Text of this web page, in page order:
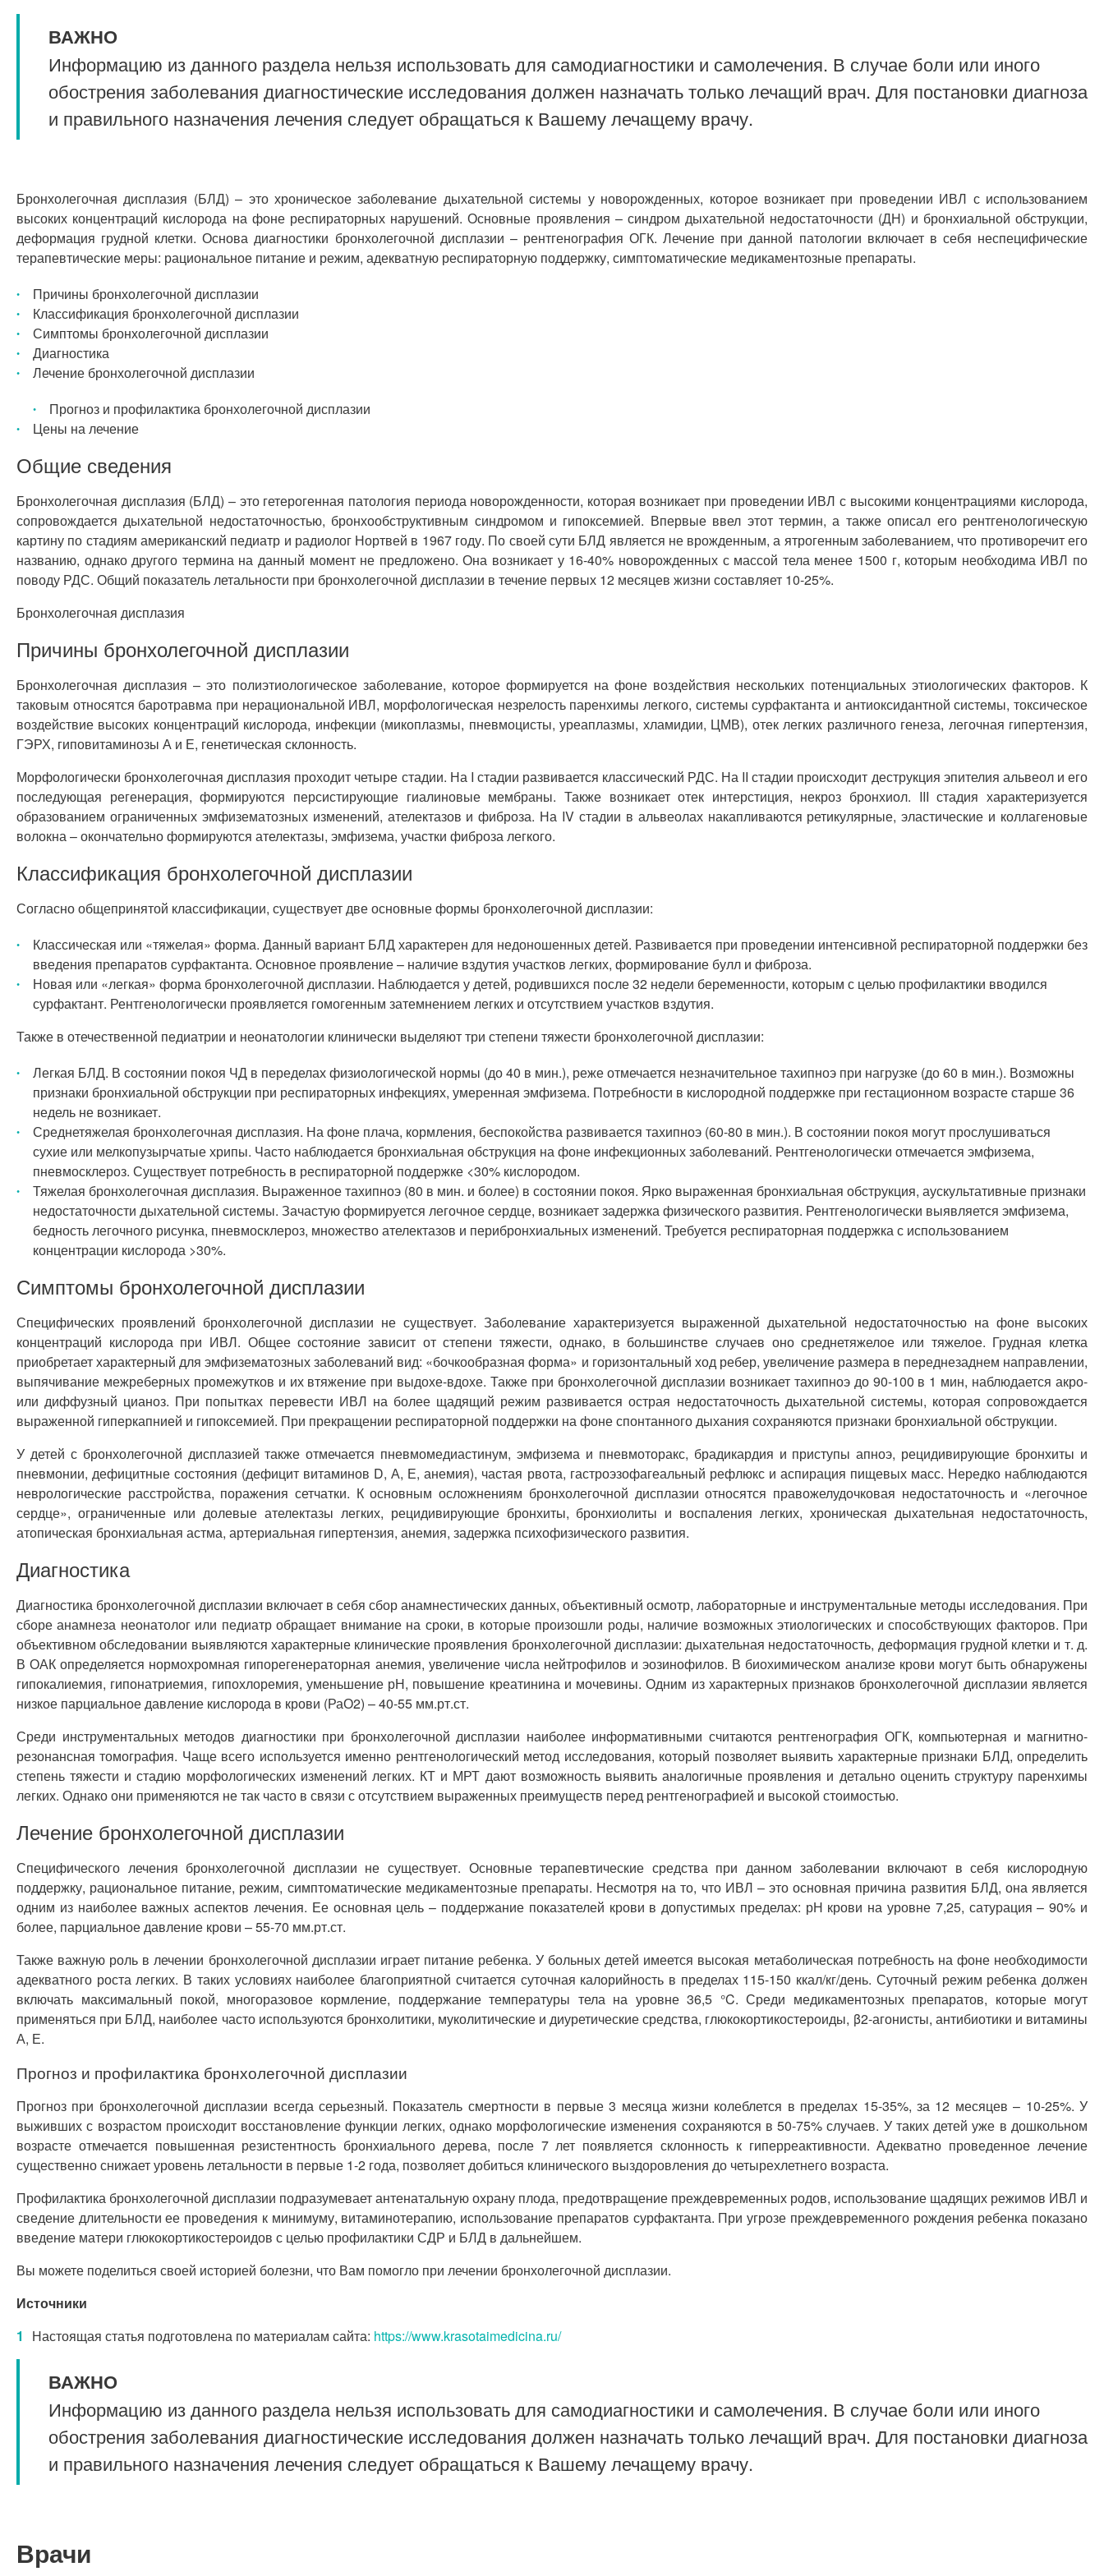
ВАЖНО
Информацию из данного раздела нельзя использовать для самодиагностики и самолечения. В случае боли или иного
обострения заболевания диагностические исследования должен назначать только лечащий врач. Для постановки диагноза
и правильного назначения лечения следует обращаться к Вашему лечащему врачу.
Бронхолегочная дисплазия (БЛД) – это хроническое заболевание дыхательной системы у новорожденных, которое возникает при проведении ИВЛ с использованием
высоких концентраций кислорода на фоне респираторных нарушений. Основные проявления – синдром дыхательной недостаточности (ДН) и бронхиальной обструкции,
деформация грудной клетки. Основа диагностики бронхолегочной дисплазии – рентгенография ОГК. Лечение при данной патологии включает в себя неспецифические
терапевтические меры: рациональное питание и режим, адекватную респираторную поддержку, симптоматические медикаментозные препараты.
Причины бронхолегочной дисплазии
Классификация бронхолегочной дисплазии
Симптомы бронхолегочной дисплазии
Диагностика
Лечение бронхолегочной дисплазии
Прогноз и профилактика бронхолегочной дисплазии
Цены на лечение
Общие сведения
Бронхолегочная дисплазия (БЛД) – это гетерогенная патология периода новорожденности, которая возникает при проведении ИВЛ с высокими концентрациями кислорода,
сопровождается дыхательной недостаточностью, бронхообструктивным синдромом и гипоксемией. Впервые ввел этот термин, а также описал его рентгенологическую
картину по стадиям американский педиатр и радиолог Нортвей в 1967 году. По своей сути БЛД является не врожденным, а ятрогенным заболеванием, что противоречит его
названию, однако другого термина на данный момент не предложено. Она возникает у 16-40% новорожденных с массой тела менее 1500 г, которым необходима ИВЛ по
поводу РДС. Общий показатель летальности при бронхолегочной дисплазии в течение первых 12 месяцев жизни составляет 10-25%.
Бронхолегочная дисплазия
Причины бронхолегочной дисплазии
Бронхолегочная дисплазия – это полиэтиологическое заболевание, которое формируется на фоне воздействия нескольких потенциальных этиологических факторов. К
таковым относятся баротравма при нерациональной ИВЛ, морфологическая незрелость паренхимы легкого, системы сурфактанта и антиоксидантной системы, токсическое
воздействие высоких концентраций кислорода, инфекции (микоплазмы, пневмоцисты, уреаплазмы, хламидии, ЦМВ), отек легких различного генеза, легочная гипертензия,
ГЭРХ, гиповитаминозы А и Е, генетическая склонность.
Морфологически бронхолегочная дисплазия проходит четыре стадии. На I стадии развивается классический РДС. На II стадии происходит деструкция эпителия альвеол и его
последующая регенерация, формируются персистирующие гиалиновые мембраны. Также возникает отек интерстиция, некроз бронхиол. III стадия характеризуется
образованием ограниченных эмфизематозных изменений, ателектазов и фиброза. На IV стадии в альвеолах накапливаются ретикулярные, эластические и коллагеновые
волокна – окончательно формируются ателектазы, эмфизема, участки фиброза легкого.
Классификация бронхолегочной дисплазии
Согласно общепринятой классификации, существует две основные формы бронхолегочной дисплазии:
Классическая или «тяжелая» форма. Данный вариант БЛД характерен для недоношенных детей. Развивается при проведении интенсивной респираторной поддержки без
введения препаратов сурфактанта. Основное проявление – наличие вздутия участков легких, формирование булл и фиброза.
Новая или «легкая» форма бронхолегочной дисплазии. Наблюдается у детей, родившихся после 32 недели беременности, которым с целью профилактики вводился
сурфактант. Рентгенологически проявляется гомогенным затемнением легких и отсутствием участков вздутия.
Также в отечественной педиатрии и неонатологии клинически выделяют три степени тяжести бронхолегочной дисплазии:
Легкая БЛД. В состоянии покоя ЧД в переделах физиологической нормы (до 40 в мин.), реже отмечается незначительное тахипноэ при нагрузке (до 60 в мин.). Возможны
признаки бронхиальной обструкции при респираторных инфекциях, умеренная эмфизема. Потребности в кислородной поддержке при гестационном возрасте старше 36
недель не возникает.
Среднетяжелая бронхолегочная дисплазия. На фоне плача, кормления, беспокойства развивается тахипноэ (60-80 в мин.). В состоянии покоя могут прослушиваться
сухие или мелкопузырчатые хрипы. Часто наблюдается бронхиальная обструкция на фоне инфекционных заболеваний. Рентгенологически отмечается эмфизема,
пневмосклероз. Существует потребность в респираторной поддержке <30% кислородом.
Тяжелая бронхолегочная дисплазия. Выраженное тахипноэ (80 в мин. и более) в состоянии покоя. Ярко выраженная бронхиальная обструкция, аускультативные признаки
недостаточности дыхательной системы. Зачастую формируется легочное сердце, возникает задержка физического развития. Рентгенологически выявляется эмфизема,
бедность легочного рисунка, пневмосклероз, множество ателектазов и перибронхиальных изменений. Требуется респираторная поддержка с использованием
концентрации кислорода >30%.
Симптомы бронхолегочной дисплазии
Специфических проявлений бронхолегочной дисплазии не существует. Заболевание характеризуется выраженной дыхательной недостаточностью на фоне высоких
концентраций кислорода при ИВЛ. Общее состояние зависит от степени тяжести, однако, в большинстве случаев оно среднетяжелое или тяжелое. Грудная клетка
приобретает характерный для эмфизематозных заболеваний вид: «бочкообразная форма» и горизонтальный ход ребер, увеличение размера в переднезаднем направлении,
выпячивание межреберных промежутков и их втяжение при выдохе-вдохе. Также при бронхолегочной дисплазии возникает тахипноэ до 90-100 в 1 мин, наблюдается акро-
или диффузный цианоз. При попытках перевести ИВЛ на более щадящий режим развивается острая недостаточность дыхательной системы, которая сопровождается
выраженной гиперкапнией и гипоксемией. При прекращении респираторной поддержки на фоне спонтанного дыхания сохраняются признаки бронхиальной обструкции.
У детей с бронхолегочной дисплазией также отмечается пневмомедиастинум, эмфизема и пневмоторакс, брадикардия и приступы апноэ, рецидивирующие бронхиты и
пневмонии, дефицитные состояния (дефицит витаминов D, А, Е, анемия), частая рвота, гастроэзофагеальный рефлюкс и аспирация пищевых масс. Нередко наблюдаются
неврологические расстройства, поражения сетчатки. К основным осложнениям бронхолегочной дисплазии относятся правожелудочковая недостаточность и «легочное
сердце», ограниченные или долевые ателектазы легких, рецидивирующие бронхиты, бронхиолиты и воспаления легких, хроническая дыхательная недостаточность,
атопическая бронхиальная астма, артериальная гипертензия, анемия, задержка психофизического развития.
Диагностика
Диагностика бронхолегочной дисплазии включает в себя сбор анамнестических данных, объективный осмотр, лабораторные и инструментальные методы исследования. При
сборе анамнеза неонатолог или педиатр обращает внимание на сроки, в которые произошли роды, наличие возможных этиологических и способствующих факторов. При
объективном обследовании выявляются характерные клинические проявления бронхолегочной дисплазии: дыхательная недостаточность, деформация грудной клетки и т. д.
В ОАК определяется нормохромная гипорегенераторная анемия, увеличение числа нейтрофилов и эозинофилов. В биохимическом анализе крови могут быть обнаружены
гипокалиемия, гипонатриемия, гипохлоремия, уменьшение рН, повышение креатинина и мочевины. Одним из характерных признаков бронхолегочной дисплазии является
низкое парциальное давление кислорода в крови (РаО2) – 40-55 мм.рт.ст.
Среди инструментальных методов диагностики при бронхолегочной дисплазии наиболее информативными считаются рентгенография ОГК, компьютерная и магнитно-
резонансная томография. Чаще всего используется именно рентгенологический метод исследования, который позволяет выявить характерные признаки БЛД, определить
степень тяжести и стадию морфологических изменений легких. КТ и МРТ дают возможность выявить аналогичные проявления и детально оценить структуру паренхимы
легких. Однако они применяются не так часто в связи с отсутствием выраженных преимуществ перед рентгенографией и высокой стоимостью.
Лечение бронхолегочной дисплазии
Специфического лечения бронхолегочной дисплазии не существует. Основные терапевтические средства при данном заболевании включают в себя кислородную
поддержку, рациональное питание, режим, симптоматические медикаментозные препараты. Несмотря на то, что ИВЛ – это основная причина развития БЛД, она является
одним из наиболее важных аспектов лечения. Ее основная цель – поддержание показателей крови в допустимых пределах: рН крови на уровне 7,25, сатурация – 90% и
более, парциальное давление крови – 55-70 мм.рт.ст.
Также важную роль в лечении бронхолегочной дисплазии играет питание ребенка. У больных детей имеется высокая метаболическая потребность на фоне необходимости
адекватного роста легких. В таких условиях наиболее благоприятной считается суточная калорийность в пределах 115-150 ккал/кг/день. Суточный режим ребенка должен
включать максимальный покой, многоразовое кормление, поддержание температуры тела на уровне 36,5 °C. Среди медикаментозных препаратов, которые могут
применяться при БЛД, наиболее часто используются бронхолитики, муколитические и диуретические средства, глюкокортикостероиды, β2-агонисты, антибиотики и витамины
А, Е.
Прогноз и профилактика бронхолегочной дисплазии
Прогноз при бронхолегочной дисплазии всегда серьезный. Показатель смертности в первые 3 месяца жизни колеблется в пределах 15-35%, за 12 месяцев – 10-25%. У
выживших с возрастом происходит восстановление функции легких, однако морфологические изменения сохраняются в 50-75% случаев. У таких детей уже в дошкольном
возрасте отмечается повышенная резистентность бронхиального дерева, после 7 лет появляется склонность к гиперреактивности. Адекватно проведенное лечение
существенно снижает уровень летальности в первые 1-2 года, позволяет добиться клинического выздоровления до четырехлетнего возраста.
Профилактика бронхолегочной дисплазии подразумевает антенатальную охрану плода, предотвращение преждевременных родов, использование щадящих режимов ИВЛ и
сведение длительности ее проведения к минимуму, витаминотерапию, использование препаратов сурфактанта. При угрозе преждевременного рождения ребенка показано
введение матери глюкокортикостероидов с целью профилактики СДР и БЛД в дальнейшем.
Вы можете поделиться своей историей болезни, что Вам помогло при лечении бронхолегочной дисплазии.
Источники
Настоящая статья подготовлена по материалам сайта: https://www.krasotaimedicina.ru/
ВАЖНО
Информацию из данного раздела нельзя использовать для самодиагностики и самолечения. В случае боли или иного
обострения заболевания диагностические исследования должен назначать только лечащий врач. Для постановки диагноза
и правильного назначения лечения следует обращаться к Вашему лечащему врачу.
Врачи